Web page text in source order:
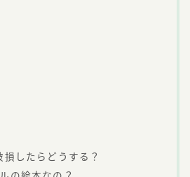
したらどうする？